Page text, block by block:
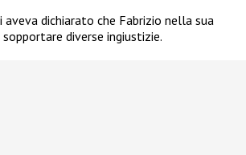
dichiarato che Fabrizio nella sua
diverse ingiustizie.